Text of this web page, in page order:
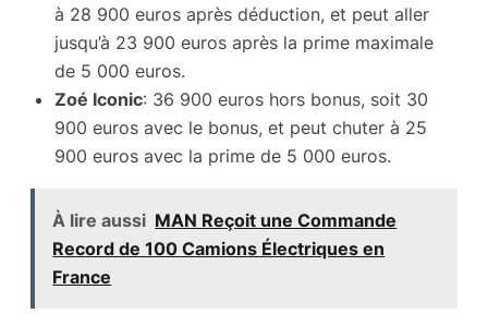
à 28 900 euros après déduction, et peut aller
jusqu’à 23 900 euros après la prime maximale
de 5 000 euros.
Zoé Iconic: 36 900 euros hors bonus, soit 30
900 euros avec le bonus, et peut chuter à 25
900 euros avec la prime de 5 000 euros.
À lire aussi MAN Reçoit une Commande
Record de 100 Camions Électriques en
France